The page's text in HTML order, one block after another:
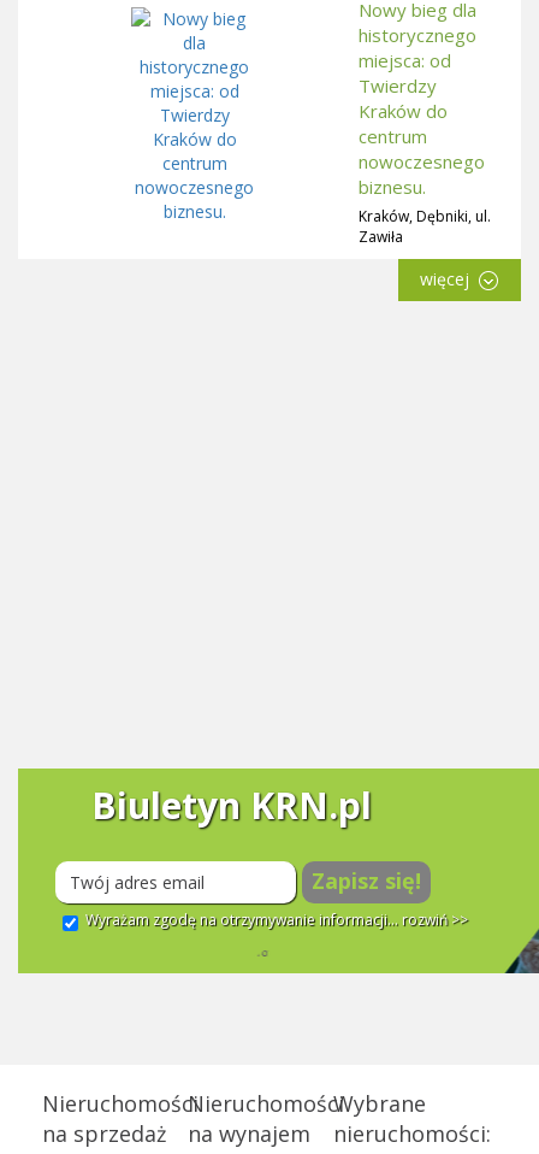
Nowy bieg dla
historycznego
miejsca: od
Twierdzy
Kraków do
centrum
nowoczesnego
biznesu.
Kraków, Dębniki, ul.
Zawiła
więcej
Biuletyn KRN.pl
Zapisz się!
Wyrażam zgodę na otrzymywanie informacji... rozwiń >>
Nieruchomości
na sprzedaż
Nieruchomości
na wynajem
Wybrane
nieruchomości: